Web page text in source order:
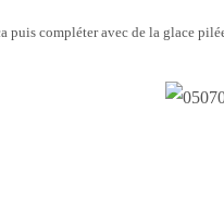
puis compléter avec de la glace